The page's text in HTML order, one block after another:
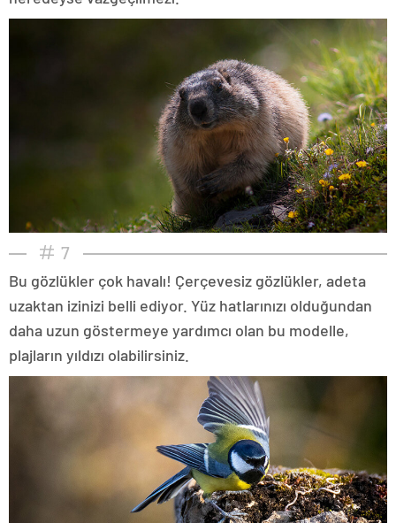
7
Bu gözlükler çok havalı! Çerçevesiz gözlükler, adeta
uzaktan izinizi belli ediyor. Yüz hatlarınızı olduğundan
daha uzun göstermeye yardımcı olan bu modelle,
plajların yıldızı olabilirsiniz.